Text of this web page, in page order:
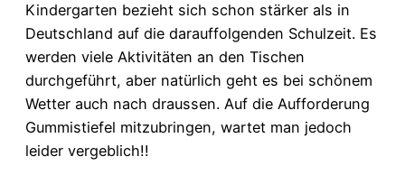
Kindergarten bezieht sich schon stärker als in
Deutschland auf die darauffolgenden Schulzeit. Es
werden viele Aktivitäten an den Tischen
durchgeführt, aber natürlich geht es bei schönem
Wetter auch nach draussen. Auf die Aufforderung
Gummistiefel mitzubringen, wartet man jedoch
leider vergeblich!!